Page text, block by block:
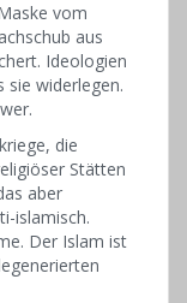
vom
aus
Ideologien
sie widerlegen.
die
Stätten
aber
islamisch.
Der Islam ist